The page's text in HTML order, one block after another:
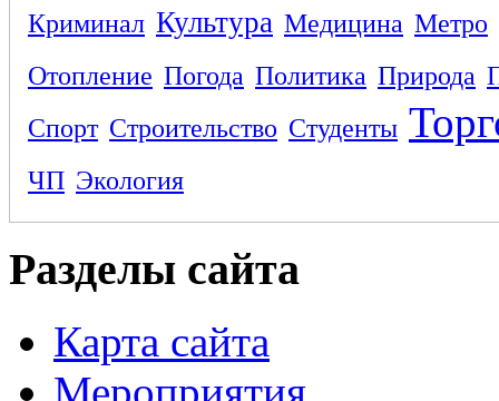
Криминал Культура Медицина Метро
Отопление Погода Политика Природа
Спорт Строительство Студенты
ЧП Экология
Разделы сайта
Карта сайта